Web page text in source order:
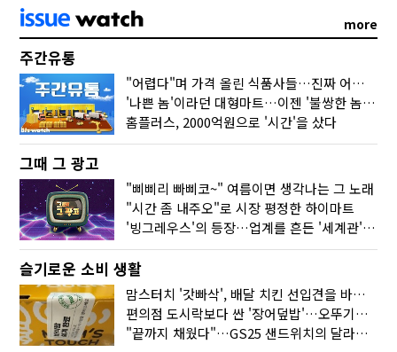
more
주간유통
"어렵다"며 가격 올린 식품사들…진짜 어려운 거 맞아?
'나쁜 놈'이라던 대형마트…이젠 '불쌍한 놈' 됐다
홈플러스, 2000억원으로 '시간'을 샀다
그때 그 광고
"삐삐리 빠삐코~" 여름이면 생각나는 그 노래
"시간 좀 내주오"로 시장 평정한 하이마트
'빙그레우스'의 등장…업계를 흔든 '세계관' 마케팅
슬기로운 소비 생활
맘스터치 '갓빠삭', 배달 치킨 선입견을 바꿨다
편의점 도시락보다 싼 '장어덮밥'…오뚜기가 해냈다
"끝까지 채웠다"…GS25 샌드위치의 달라진 '속'사정